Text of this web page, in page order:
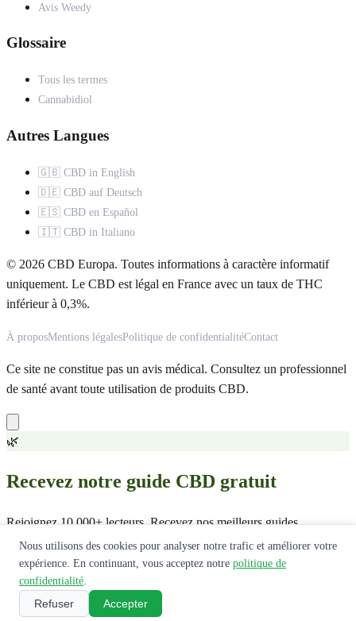
Avis Weedy
Glossaire
Tous les termes
Cannabidiol
Autres Langues
🇬🇧 CBD in English
🇩🇪 CBD auf Deutsch
🇪🇸 CBD en Español
🇮🇹 CBD in Italiano
© 2026 CBD Europa. Toutes informations à caractère informatif
uniquement. Le CBD est légal en France avec un taux de THC
inférieur à 0,3%.
À proposMentions légalesPolitique de confidentialitéContact
Ce site ne constitue pas un avis médical. Consultez un professionnel
de santé avant toute utilisation de produits CBD.
🌿
Recevez notre guide CBD gratuit
Rejoignez 10 000+ lecteurs. Recevez nos meilleurs guides,
comparatifs et offres exclusives.
Pas de spam. Désabonnement en 1 clic.
Nous utilisons des cookies pour analyser notre trafic et améliorer votre
expérience. En continuant, vous acceptez notre politique de
confidentialité.
Refuser Accepter